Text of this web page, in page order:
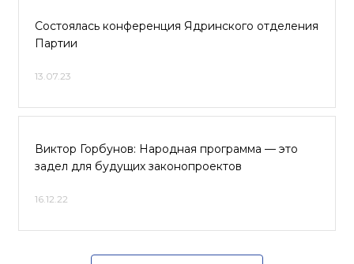
Состоялась конференция Ядринского отделения
Партии
13.07.23
Виктор Горбунов: Народная программа — это
задел для будущих законопроектов
16.12.22